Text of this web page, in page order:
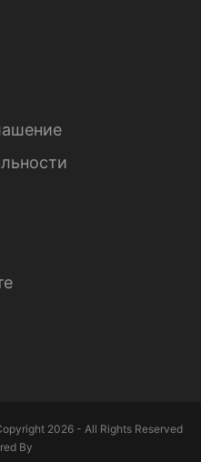
2026 - All Rights Reserved
By